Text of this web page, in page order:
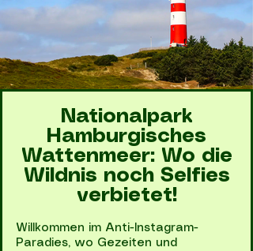
Nationalpark
Hamburgisches
Wattenmeer: Wo die
Wildnis noch Selfies
verbietet!
Willkommen im Anti-Instagram-
Paradies, wo Gezeiten und